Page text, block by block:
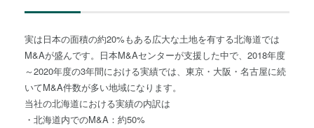
実は日本の面積の約20%もある広大な土地を有する北海道では
M&Aが盛んです。日本M&Aセンターが支援した中で、2018年度
～2020年度の3年間における実績では、東京・大阪・名古屋に続
いてM&A件数が多い地域になります。
当社の北海道における実績の内訳は
・北海道内でのM&A：約50%